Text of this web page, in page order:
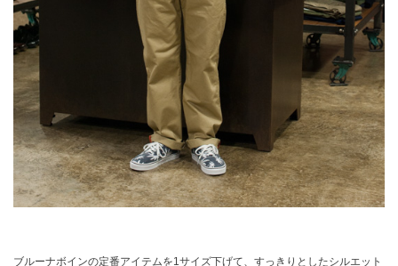
ブルーナボインの定番アイテムを1サイズ下げて、すっきりとしたシルエット